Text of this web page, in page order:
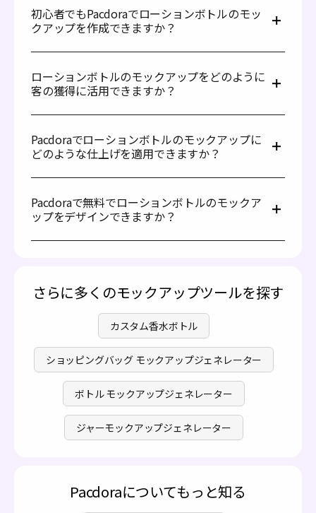
プラスチックの中でも、HDPE（高密度ポリエチレン）が
軽量で耐久性があり、ストレスクラックに強く、化学物質
にも耐性があるため、好まれます。HDPEはFDAをはじめ
ラスチックは高いリサイクル性を持ち、コスト効率の良い
選択肢です。
初心者でもPacdoraでローションボトルのモッ
クアップを作成できますか？
ックアップを作成できます。当プラットフォームは使いや
すく、デザインの専門知識を必要としません。ブラウザか
らPacdoraのウェブサイトにアクセスしてデザインを始め
ローションボトルのモックアップをどのように
客の獲得に活用できますか？
ケージをプロフェッショナルに演出し、製品が製造される
前にその外観を提示できます。ラベルデザインをアップロ
ードし、ボトルを棚に並べられるようにカスタマイズして
品をより良く理解してもらうことができます。優れたモッ
クアップは信頼を生み、購入前に最終製品をプレビューす
る機会を提供します。
Pacdoraでローションボトルのモックアップに
どのような仕上げを適用できますか？
に、さまざまな仕上げを選ぶことができます。プラスチッ
ク光沢仕上げは、明るく清潔感のある外観を与え、顧客を
引きつけます。プラスチックマット仕上げは光沢のない滑
Pacdoraで無料でローションボトルのモックア
ップをデザインできますか？
は料金ページ で確認できます。
さらに多くのモックアップツールを探す
カスタム香水ボトル
ショッピングバッグ モックアップジェネレーター
ボトル モックアップジェネレーター
ジャーモックアップジェネレーター
Pacdoraについてもっと知る